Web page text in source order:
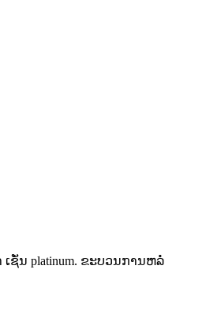
ນ platinum. ຂະບວນການຫລໍ່